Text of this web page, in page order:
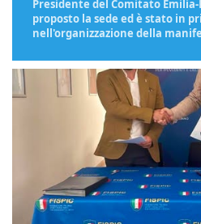
Presidente del Comitato
proposto la sede ed è stato in
nell'organizzazione della